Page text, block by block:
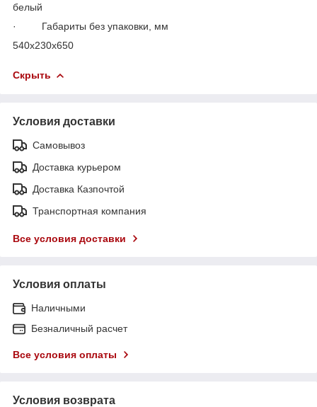
белый
· Габариты без упаковки, мм
540x230х650
Скрыть
Условия доставки
Самовывоз
Доставка курьером
Доставка Казпочтой
Транспортная компания
Все условия доставки
Условия оплаты
Наличными
Безналичный расчет
Все условия оплаты
Условия возврата